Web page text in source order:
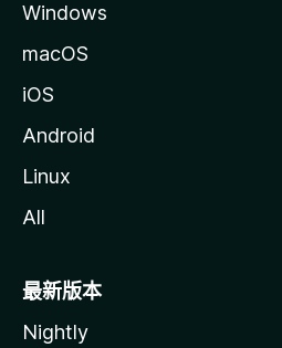
Windows
macOS
iOS
Android
Linux
All
最新版本
Nightly